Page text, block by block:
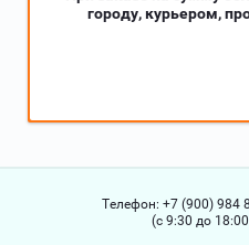
городу, курьером,
Телефон: +7 (900) 984
(с 9:30 до